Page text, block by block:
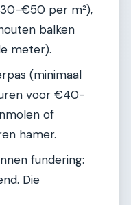
€50 per m²),
balken
meter).
(minimaal
voor €40-
of
hamer.
fundering:
Die